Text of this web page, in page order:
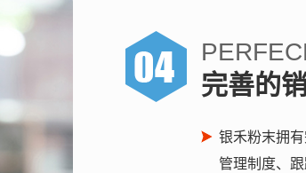
完善的
银禾粉末拥
管理制度、